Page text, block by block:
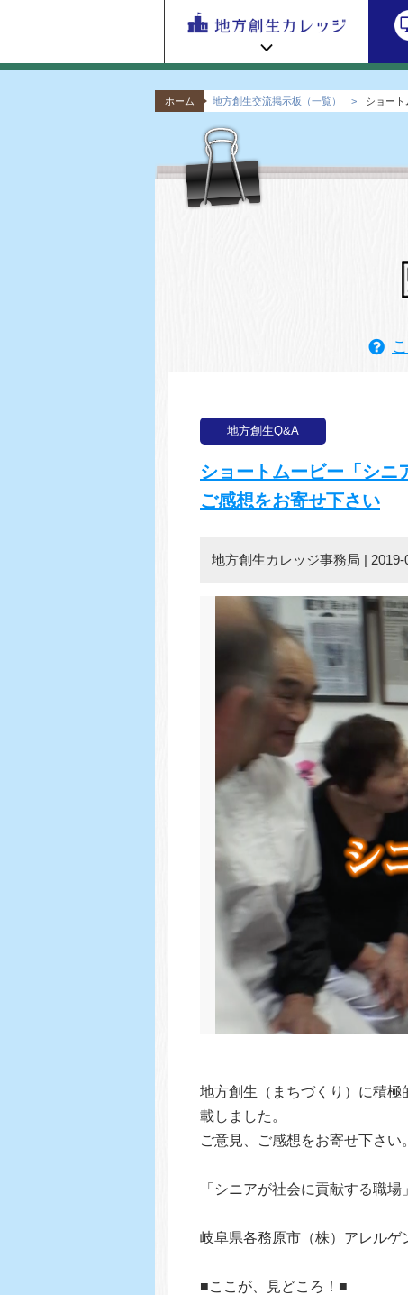
地方
地方創生カレッジ HOME
新着情報
地方創生カレッジ活用の流れ
ｅラーニング講座 HOME
初めての方へ
連携・交流ひろば HOME
連携・交流ひろばについて
全国で活躍する地方創生専門人材
ホーム 地方創生交流掲示板（一覧） ショー
地方創生Q&A
ショートムービー「シニ
ご感想をお寄せ下さい
地方創生カレッジ事務局 | 2019-
地方創生（まちづくり）に積
載しました。
ご意見、ご感想をお寄せ下さい。
「シニアが社会に貢献する職場」
岐阜県各務原市（株）アレルゲ
■ここが、見どころ！■